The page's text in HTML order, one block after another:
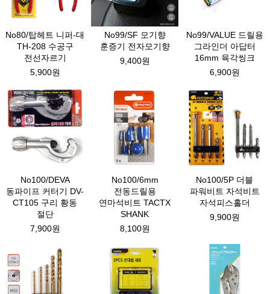
No80/탑헤트 니퍼-대
TH-208 수공구
전선자르기
5,900원
No99/SF 모기향
훈증기 전자모기향
9,400원
No99/VALUE 드릴용
그라인더 아답터
16mm 육각씽크
6,900원
No100/DEVA
동파이프 커터기 DV-
CT105 구리 황동
절단
7,900원
No100/6mm
전동드릴용
연마석비트 TACTX
SHANK
8,100원
No100/5P 더블
파워비트 자석비트
자석피스홀더
9,900원